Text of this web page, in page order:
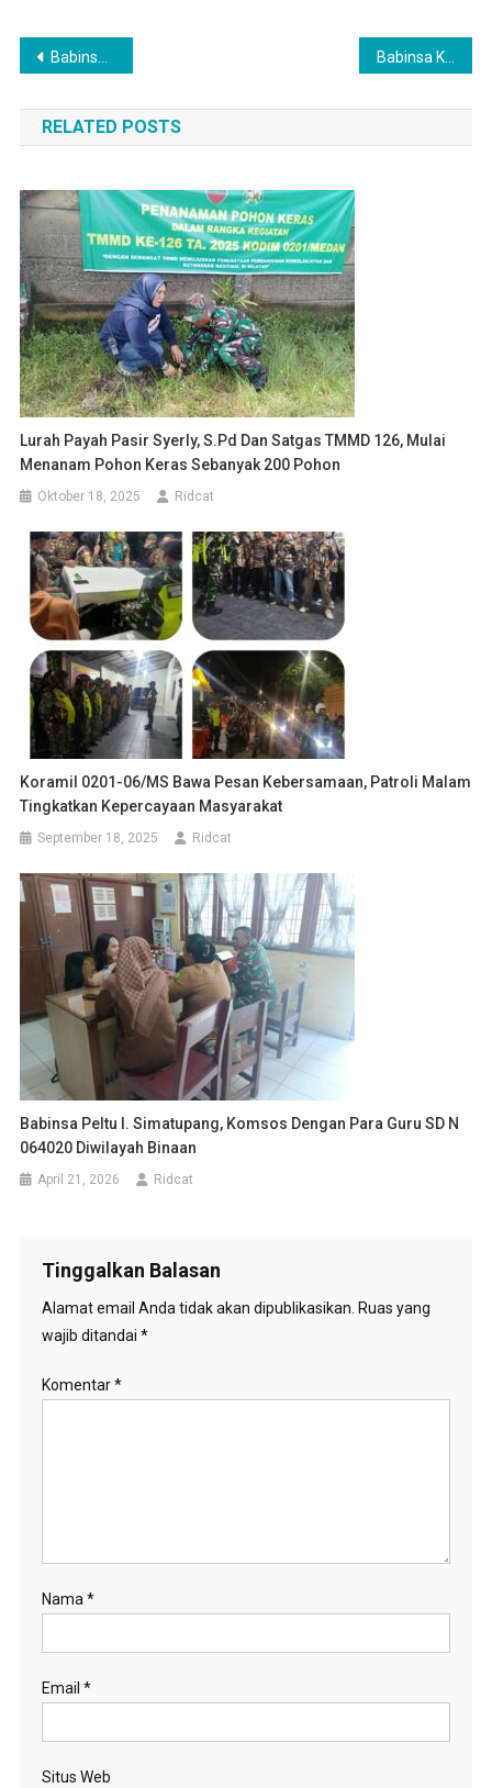
Navigasi
pos
Babinsa Melaksanakan Komsos Dan Silatuhrahmi Dengan Masyarakat Wilayah Binaan Babinsa Komsos Dengan Tenaga Pendidik Di Yayasan Masty Pencawan
RELATED POSTS
Lurah Payah Pasir Syerly, S.Pd Dan Satgas TMMD 126, Mulai
Menanam Pohon Keras Sebanyak 200 Pohon
Oktober 18, 2025 Ridcat
Koramil 0201-06/MS Bawa Pesan Kebersamaan, Patroli Malam
Tingkatkan Kepercayaan Masyarakat
September 18, 2025 Ridcat
Babinsa Peltu I. Simatupang, Komsos Dengan Para Guru SD N
064020 Diwilayah Binaan
April 21, 2026 Ridcat
Tinggalkan Balasan
Alamat email Anda tidak akan dipublikasikan. Ruas yang
wajib ditandai *
Komentar*
Nama*
Email *
Situs Web